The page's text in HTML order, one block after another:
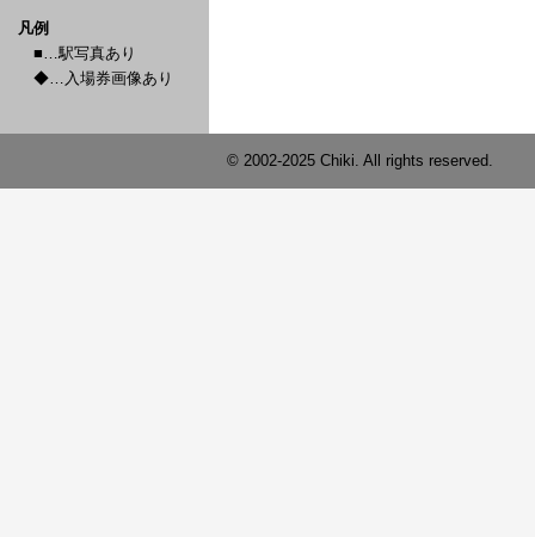
凡例
■…駅写真あり
◆…入場券画像あり
© 2002-2025 Chiki. All rights reserved.